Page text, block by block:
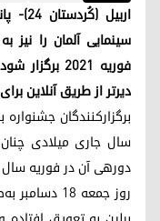
سینمایی آلمان را نیز
فوریه ۲۰۲۱
دیرتر از طریق آنلاین
برگزارکنندگان جشنواره
سال جاری میلادی
دورهی آن در فوریه
روز جمعه